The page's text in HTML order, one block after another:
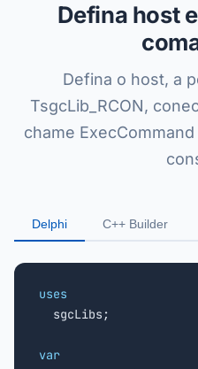
Defina host
Defina o host, a
TsgcLib_RCON,
chame
Delphi C++ Builder
uses
sgcLibs;
var